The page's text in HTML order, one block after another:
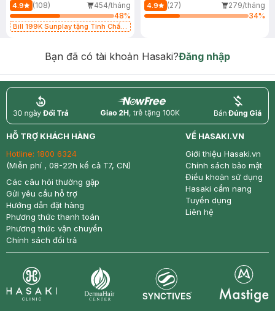
4.9 (108)
454/tháng
48%
Bill 199K Sunplay tặng Tinh Chất
4.9 (27)
279/tháng
34%
Bạn đã có tài khoản Hasaki?Đăng nhập
return nowfree price
HỖ TRỢ KHÁCH HÀNG
Hotline: 1800 6324
(Miễn phí , 08-22h kể cả T7, CN)
Các câu hỏi thường gặp
Gửi yêu cầu hỗ trợ
Hướng dẫn đặt hàng
Phương thức thanh toán
Phương thức vận chuyển
Chính sách đổi trả
VỀ HASAKI.VN
Giới thiệu Hasaki.vn
Chính sách bảo mật
Điều khoản sử dụng
Hasaki cẩm nang
Tuyển dụng
Liên hệ